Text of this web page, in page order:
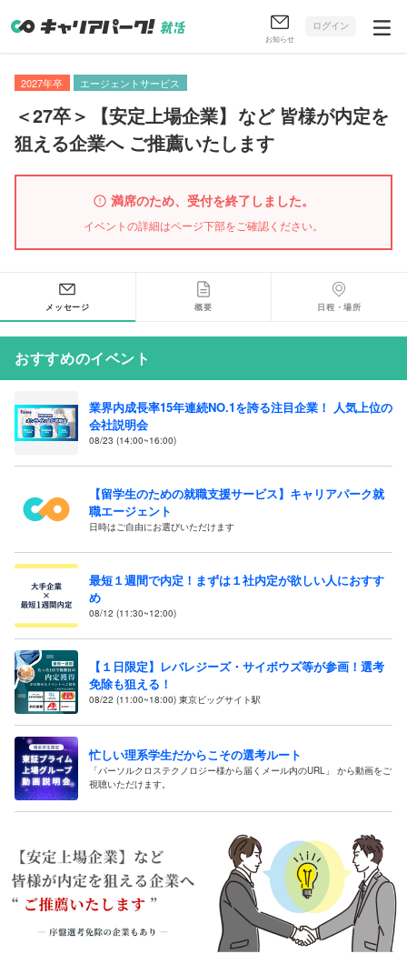
お知らせ
ログイン
2027年卒 エージェントサービス
＜27卒＞ 【安定上場企業】 など 皆様が内定を
狙える企業へ ご推薦いたします
満席のため、受付を終了しました。
イベントの詳細はページ下部をご確認ください。
メッセージ 概要 日程・場所
おすすめのイベント
業界内成長率15年連続NO.1を誇る注目企業！ 人気上位の
会社説明会
08/23 (14:00~16:00)
【留学生のための就職支援サービス】キャリアパーク就
職エージェント
日時はご自由にお選びいただけます
最短１週間で内定！まずは１社内定が欲しい人におすす
め
08/12 (11:30~12:00)
【１日限定】レバレジーズ・サイボウズ等が参画！選考
免除も狙える！
08/22 (11:00~18:00) 東京ビッグサイト駅
忙しい理系学生だからこその選考ルート
「パーソルクロステクノロジー様から届くメール内のURL」 から動画をご
視聴いただけます。